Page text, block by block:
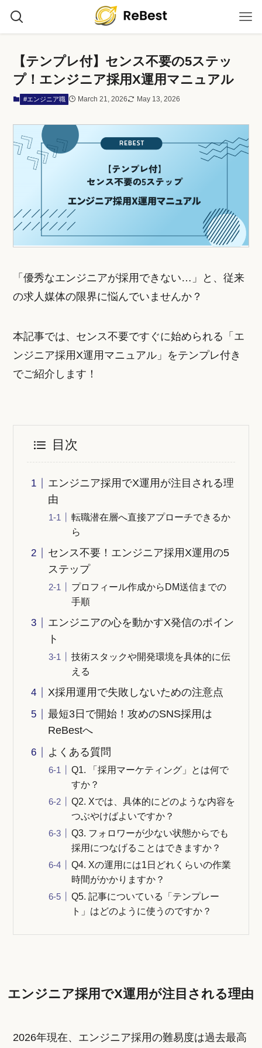
【テンプレ付】センス不要の5ステッ
プ！エンジニア採用X運用マニュアル
#エンジニア職 March 21, 2026 May 13, 2026
「優秀なエンジニアが採用できない…」と、従来
の求人媒体の限界に悩んでいませんか？
本記事では、センス不要ですぐに始められる「エ
ンジニア採用X運用マニュアル」をテンプレ付き
でご紹介します！
目次
エンジニア採用でX運用が注目される理
由
転職潜在層へ直接アプローチできるか
ら
センス不要！エンジニア採用X運用の5
ステップ
プロフィール作成からDM送信までの
手順
エンジニアの心を動かすX発信のポイン
ト
技術スタックや開発環境を具体的に伝
える
X採用運用で失敗しないための注意点
最短3日で開始！攻めのSNS採用は
ReBestへ
よくある質問
Q1. 「採用マーケティング」とは何で
すか？
Q2. Xでは、具体的にどのような内容を
つぶやけばよいですか？
Q3. フォロワーが少ない状態からでも
採用につなげることはできますか？
Q4. Xの運用には1日どれくらいの作業
時間がかかりますか？
Q5. 記事についている「テンプレー
ト」はどのように使うのですか？
エンジニア採用でX運用が注目される理由
2026年現在、エンジニア採用の難易度は過去最高